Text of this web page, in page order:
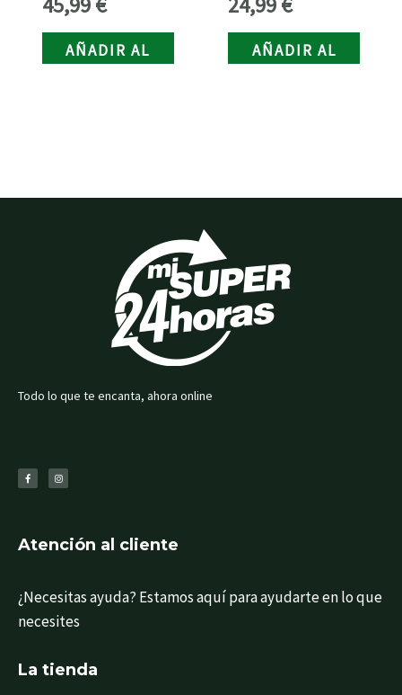
AÑADIR AL
CARRITO
AÑADIR AL
CARRITO
Todo lo que te encanta, ahora online
c
e
b
s
t
a
Atención al cliente
¿Necesitas ayuda? Estamos aquí para ayudarte en lo que
necesites
La tienda